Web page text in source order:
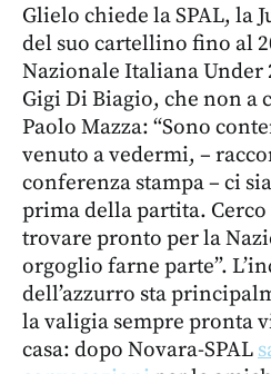
Glielo chiede la SPAL, la
del suo cartellino fino al
Nazionale Italiana Under
Gigi Di Biagio, che non a
Paolo Mazza: “Sono
venuto a vedermi, –
conferenza stampa – ci
prima della partita.
trovare pronto per la
orgoglio farne parte”.
dell’azzurro sta
la valigia sempre pronta
casa: dopo Novara-SPAL